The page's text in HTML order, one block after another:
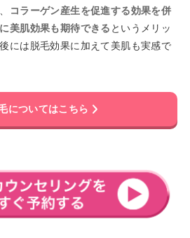
コラーゲン産生を促進する効果を併
美肌効果も期待できる というメリッ
には脱毛効果に加えて美肌も実感で
についてはこちら